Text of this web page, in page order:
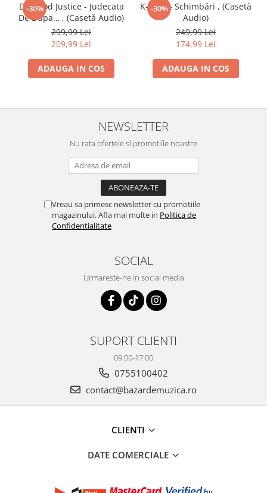
-30%
Da Hood Justice - Judecata
De Dupa… , (Casetă Audio)
299,99 Lei
209,99 Lei
ADAUGA IN COS
-30%
K-Gula - Schimbări , (Casetă
Audio)
249,99 Lei
174,99 Lei
ADAUGA IN COS
NEWSLETTER
Nu rata ofertele si promotiile noastre
Vreau sa primesc newsletter cu promotiile
magazinului. Afla mai multe in Politica de
Confidentialitate
SOCIAL
Urmareste-ne in social media
SUPORT CLIENTI
09:00-17:00
0755100402
contact@bazardemuzica.ro
CLIENTI
DATE COMERCIALE